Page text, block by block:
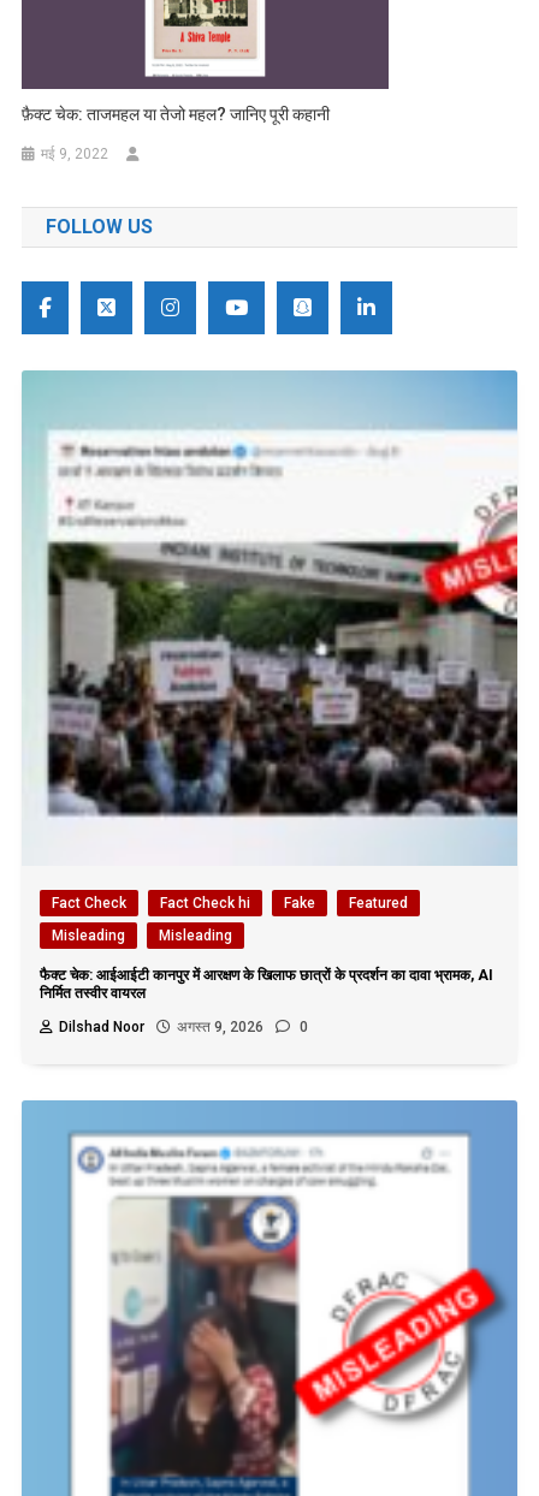
फ़ैक्ट चेक: ताजमहल या तेजो महल? जानिए पूरी कहानी
मई 9, 2022
FOLLOW US
Fact Check Fact Check hi Fake
Featured
Misleading
Misleading
फैक्ट चेक: आईआईटी कानपुर में आरक्षण के खिलाफ छात्रों के प्रदर्शन का दावा भ्रामक, AI
निर्मित तस्वीर वायरल
Dilshad Noor
अगस्त 9, 2026 0